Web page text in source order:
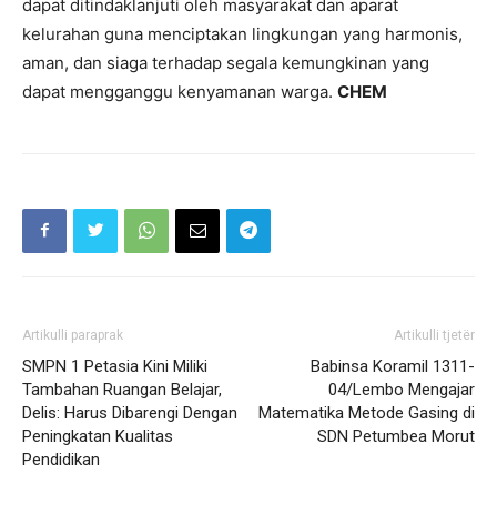
dapat ditindaklanjuti oleh masyarakat dan aparat
kelurahan guna menciptakan lingkungan yang harmonis,
aman, dan siaga terhadap segala kemungkinan yang
dapat mengganggu kenyamanan warga. CHEM
Artikulli paraprak
SMPN 1 Petasia Kini Miliki
Tambahan Ruangan Belajar,
Delis: Harus Dibarengi Dengan
Peningkatan Kualitas
Pendidikan
Artikulli tjetër
Babinsa Koramil 1311-
04/Lembo Mengajar
Matematika Metode Gasing di
SDN Petumbea Morut